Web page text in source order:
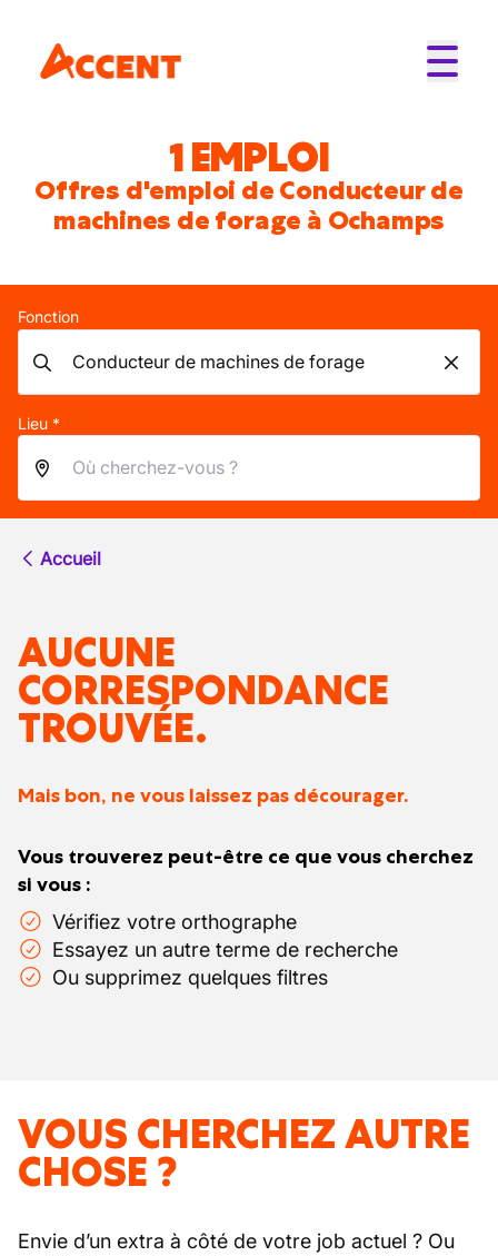
1 EMPLOI
Offres d'emploi de Conducteur de
machines de forage à Ochamps
Fonction
Lieu *
Accueil
AUCUNE
CORRESPONDANCE
TROUVÉE.
Mais bon, ne vous laissez pas décourager.
Vous trouverez peut-être ce que vous cherchez
si vous :
Vérifiez votre orthographe
Essayez un autre terme de recherche
Ou supprimez quelques filtres
VOUS CHERCHEZ AUTRE
CHOSE ?
Envie d’un extra à côté de votre job actuel ? Ou